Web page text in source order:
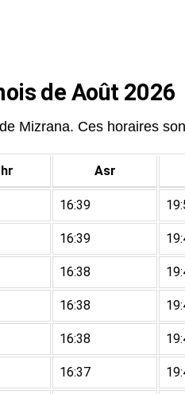
de Août 2026
Mizrana. Ces horaires
Asr
16:39
16:39
16:38
16:38
16:38
16:37